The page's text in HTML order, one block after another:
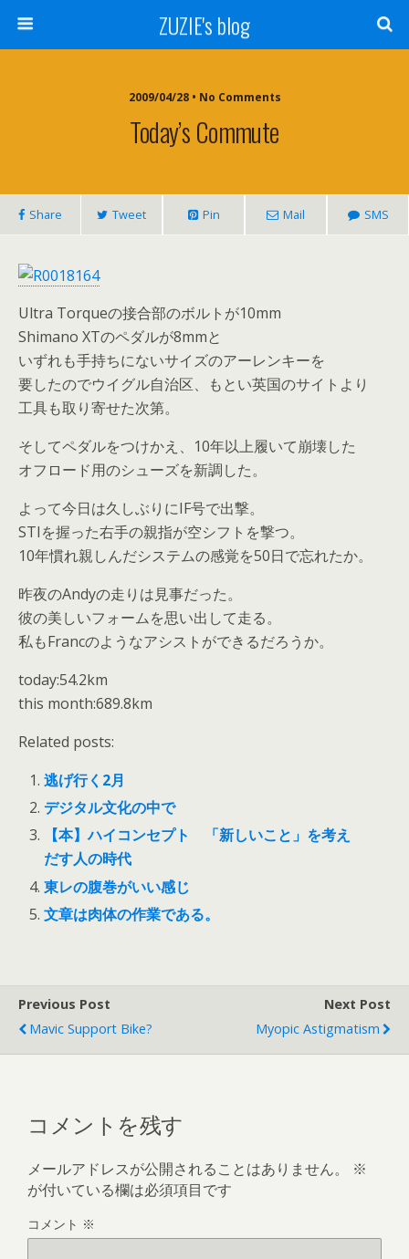
ZUZIE's blog
2009/04/28 • No Comments
Today’s Commute
Share Tweet Pin Mail SMS
Ultra Torqueの接合部のボルトが10mm
Shimano XTのペダルが8mmと
いずれも手持ちにないサイズのアーレンキーを
要したのでウイグル自治区、もとい英国のサイトより
工具も取り寄せた次第。
そしてペダルをつけかえ、10年以上履いて崩壊した
オフロード用のシューズを新調した。
よって今日は久しぶりにIF号で出撃。
STIを握った右手の親指が空シフトを撃つ。
10年慣れ親しんだシステムの感覚を50日で忘れたか。
昨夜のAndyの走りは見事だった。
彼の美しいフォームを思い出して走る。
私もFrancのようなアシストができるだろうか。
today:54.2km
this month:689.8km
Related posts:
逃げ行く2月
デジタル文化の中で
【本】ハイコンセプト 「新しいこと」を考え
だす人の時代
東レの腹巻がいい感じ
文章は肉体の作業である。
Previous Post
Mavic Support Bike?
Next Post
Myopic Astigmatism
コメントを残す
メールアドレスが公開されることはありません。
※
が付いている欄は必須項目です
コメント ※